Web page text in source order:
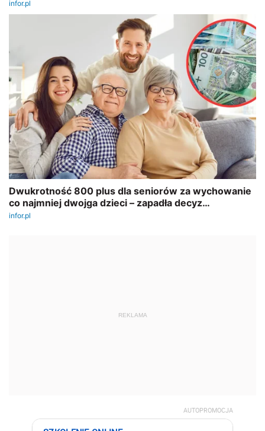
REKLAMA
AUTOPROMOCJA